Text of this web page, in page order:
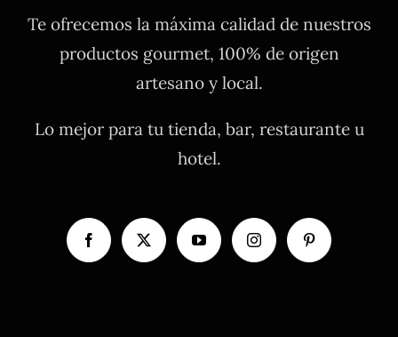
Te ofrecemos la máxima calidad de nuestros
productos gourmet, 100% de origen
artesano y local.
Lo mejor para tu tienda, bar, restaurante u
hotel.